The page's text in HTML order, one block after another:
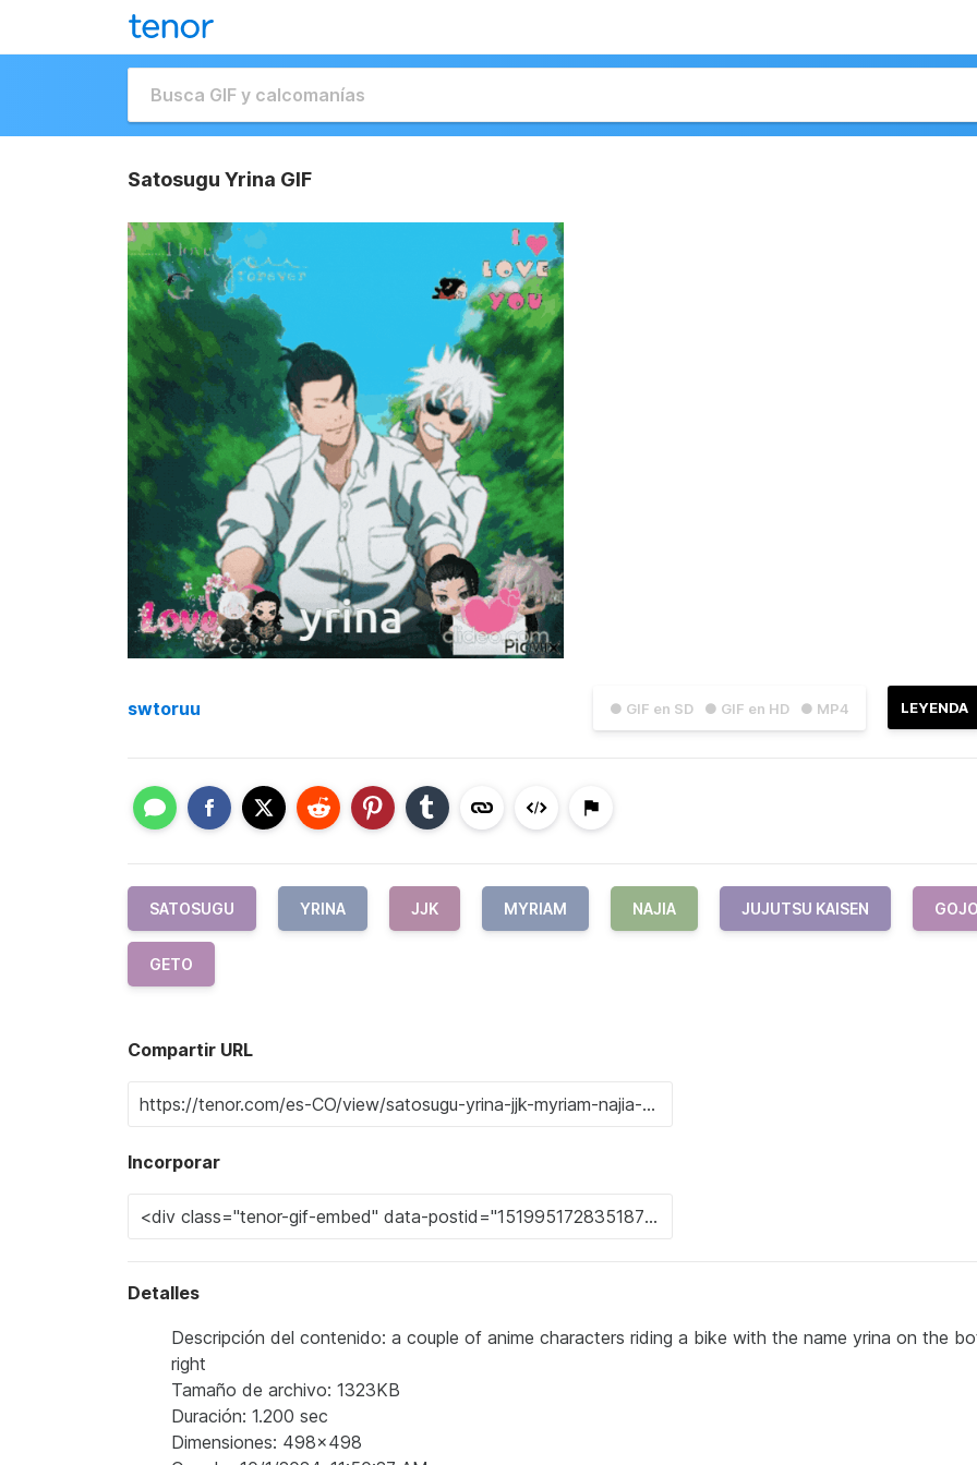
Satosugu Yrina GIF
● GIF en SD ● GIF en HD ● MP4 LEYENDA
swtoruu
SATOSUGU YRINA JJK MYRIAM NAJIA JUJUTSU KAISEN
GETO
Compartir URL
Incorporar
Detalles
Descripción del contenido: a couple of anime characters riding a bike with the name yrina on the
right
Tamaño de archivo: 1323KB
Duración: 1.200 sec
Dimensiones: 498x498